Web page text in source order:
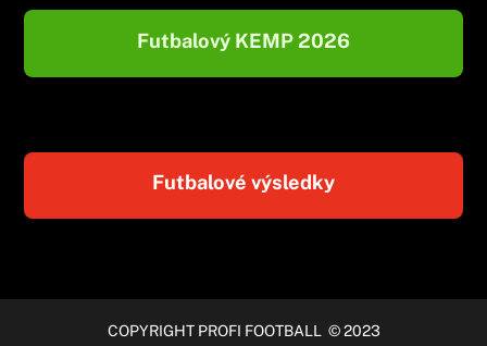
Futbalový KEMP 2026
Futbalové výsledky
COPYRIGHT PROFI FOOTBALL © 2023